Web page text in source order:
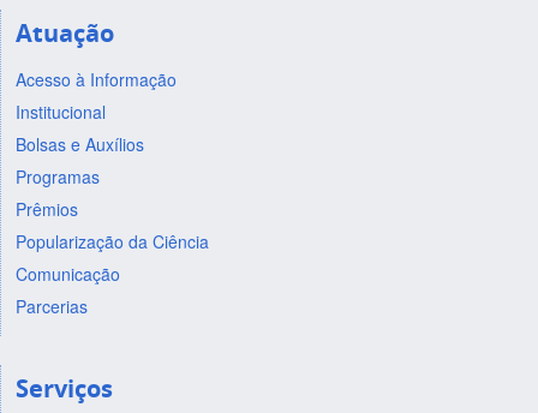
Atuação
Acesso à Informação
Institucional
Bolsas e Auxílios
Programas
Prêmios
Popularização da Ciência
Comunicação
Parcerias
Serviços